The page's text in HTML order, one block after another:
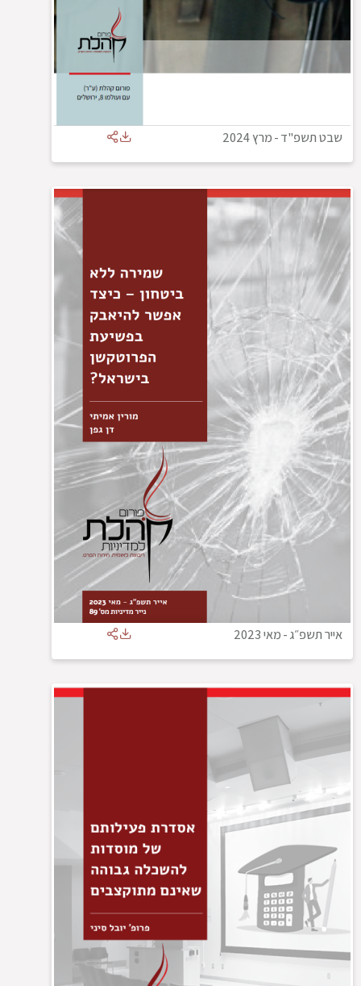
שבט תשפ"ד-מרץ 2024
אייר תשפ״ג-מאי 2023